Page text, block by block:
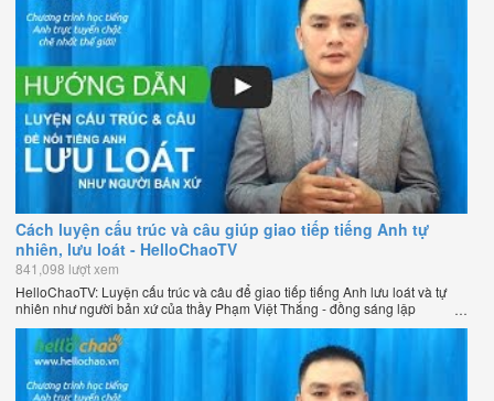
Cách luyện cấu trúc và câu giúp giao tiếp tiếng Anh tự
nhiên, lưu loát - HelloChaoTV
841,098 lượt xem
HelloChaoTV: Luyện cấu trúc và câu để giao tiếp tiếng Anh lưu loát và tự
nhiên như người bản xứ của thầy Phạm Việt Thắng - đồng sáng lập
HelloChao.vn - Trang web học tiếng Anh trực tuyến chặt chẽ nhất thế giới.